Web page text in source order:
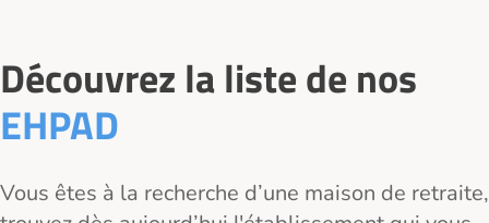
Découvrez la liste de nos
EHPAD
Vous êtes à la recherche d’une maison de retraite,